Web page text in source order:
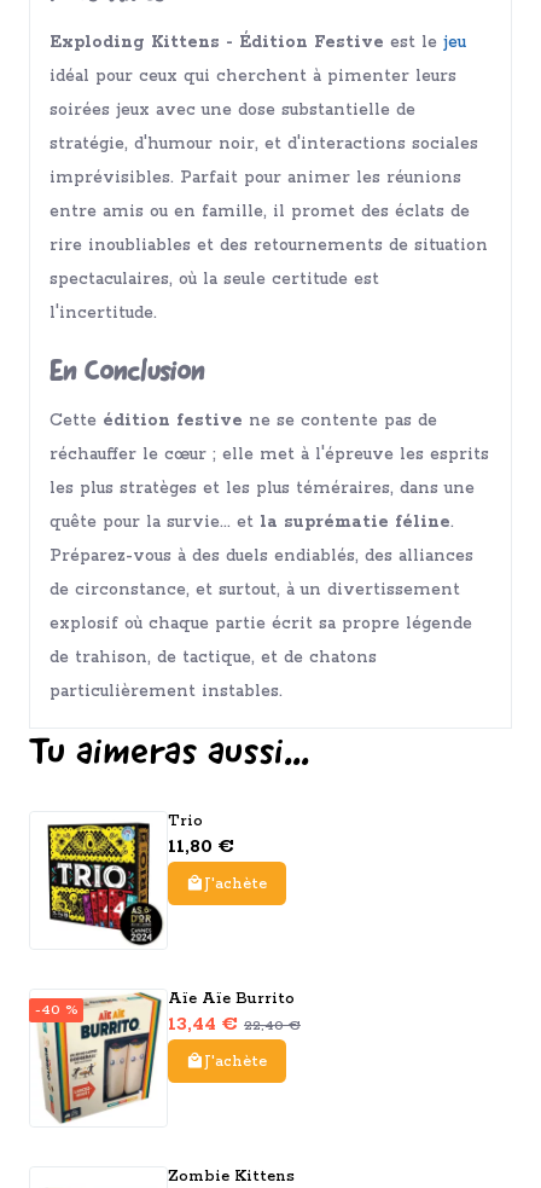
Exploding Kittens - Édition Festive est le jeu
idéal pour ceux qui cherchent à pimenter leurs
soirées jeux avec une dose substantielle de
stratégie, d'humour noir, et d'interactions sociales
imprévisibles. Parfait pour animer les réunions
entre amis ou en famille, il promet des éclats de
rire inoubliables et des retournements de situation
spectaculaires, où la seule certitude est
l'incertitude.
En Conclusion
Cette édition festive ne se contente pas de
réchauffer le cœur ; elle met à l'épreuve les esprits
les plus stratèges et les plus téméraires, dans une
quête pour la survie... et la suprématie féline.
Préparez-vous à des duels endiablés, des alliances
de circonstance, et surtout, à un divertissement
explosif où chaque partie écrit sa propre légende
de trahison, de tactique, et de chatons
particulièrement instables.
Tu aimeras aussi...
Trio
11,80 €
J'achète
-40 %
Aïe Aïe Burrito
13,44 € 22,40 €
J'achète
Zombie Kittens